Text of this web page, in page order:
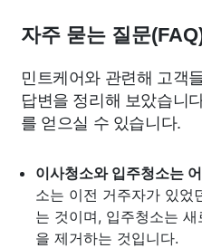
자주 묻는 질문
민트케어와 관련해 고객
답변을 정리해 보았습니
를 얻으실 수 있습니다.
이사청소와 입주청소는
소는 이전 거주자가 있었
는 것이며, 입주청소는
을 제거하는 것입니다.